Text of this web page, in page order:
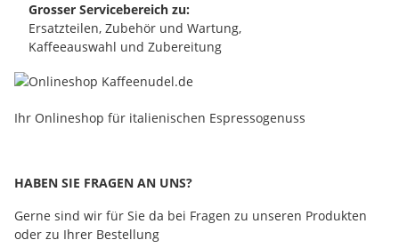
Grosser Servicebereich zu:
Ersatzteilen, Zubehör und Wartung,
Kaffeeauswahl und Zubereitung
Ihr Onlineshop für italienischen Espressogenuss
HABEN SIE FRAGEN AN UNS?
Gerne sind wir für Sie da bei Fragen zu unseren Produkten
oder zu Ihrer Bestellung